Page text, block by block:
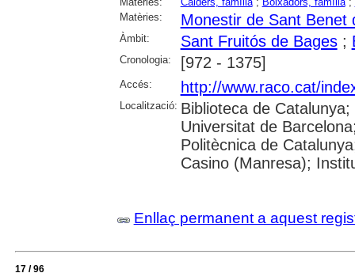
Matèries:
Monestir de Sant Benet
Àmbit: Sant Fruitós de Bages;
Cronologia: [972 - 1375]
Accés: http://www.raco.cat/
Localització: Biblioteca de
Universitat de
Politècnica de
Casino (Manresa);
Enllaç permanent a aquest
17 / 96